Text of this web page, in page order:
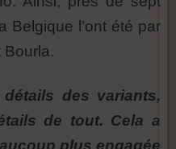
Belgique l’ont été par
Bourla.
des variants,
de tout. Cela a
plus engagée